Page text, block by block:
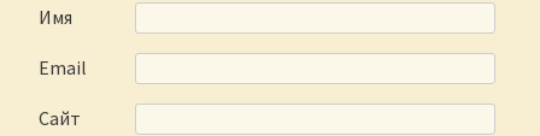
Имя
Email
Сайт